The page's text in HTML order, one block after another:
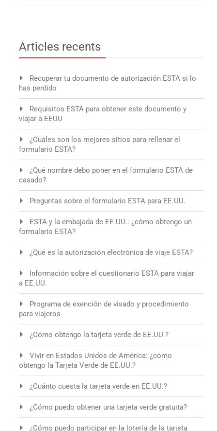
Articles recents
Recuperar tu documento de autorización ESTA si lo
has perdido
Requisitos ESTA para obtener este documento y
viajar a EEUU
¿Cuáles son los mejores sitios para rellenar el
formulario ESTA?
¿Qué nombre debo poner en el formulario ESTA de
casado?
Preguntas sobre el formulario ESTA para EE.UU.
ESTA y la embajada de EE.UU.: ¿cómo obtengo un
formulario ESTA?
¿Qué es la autorización electrónica de viaje ESTA?
Información sobre el cuestionario ESTA para viajar
a EE.UU.
Programa de exención de visado y procedimiento
para viajeros
¿Cómo obtengo la tarjeta verde de EE.UU.?
Vivir en Estados Unidos de América: ¿cómo
obtengo la Tarjeta Verde de EE.UU.?
¿Cuánto cuesta la tarjeta verde en EE.UU.?
¿Cómo puedo obtener una tarjeta verde gratuita?
¿Cómo puedo participar en la lotería de la tarjeta